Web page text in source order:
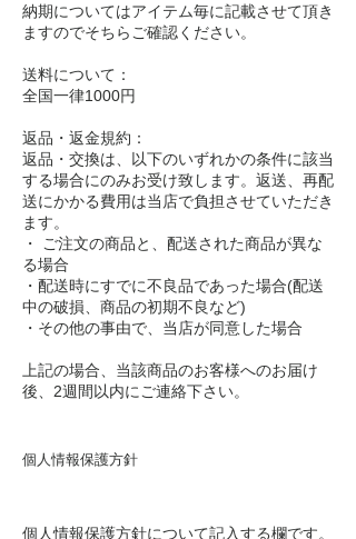
​納期についてはアイテム毎に記載させて頂き
ますのでそちらご確認ください。
送料について：
​全国一律1000円
返品・返金規約：
返品・交換は、以下のいずれかの条件に該当
する場合にのみお受け致します。返送、再配
送にかかる費用は当店で負担させていただき
ます。
・ ご注文の商品と、配送された商品が異な
る場合
・配送時にすでに不良品であった場合(配送
中の破損、商品の初期不良など)
・その他の事由で、当店が同意した場合
上記の場合、当該商品のお客様へのお届け
後、2週間以内にご連絡下さい。
個人情報保護方針
個人情報保護方針について記入する欄です。